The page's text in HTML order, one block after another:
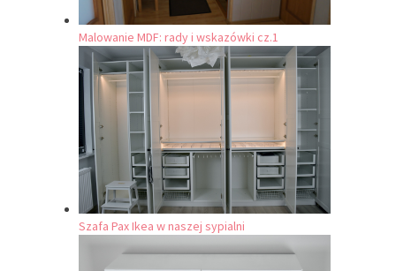
Malowanie MDF: rady i wskazówki cz.1
Szafa Pax Ikea w naszej sypialni